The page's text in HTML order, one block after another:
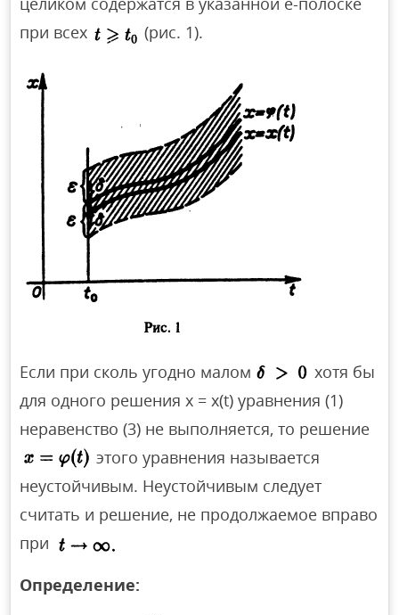
при всех
(рис. 1).
Если при сколь угодно малом
хотя бы
для одного решения х = x(t) уравнения (1)
неравенство (3) не выполняется, то решение
этого уравнения называется
неустойчивым. Неустойчивым следует
считать и решение, не продолжаемое вправо
при
Определение: